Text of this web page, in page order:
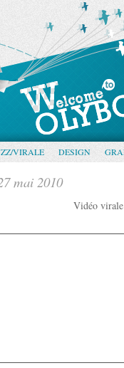
VIRALE DESIGN
mai 2010
Vidéo